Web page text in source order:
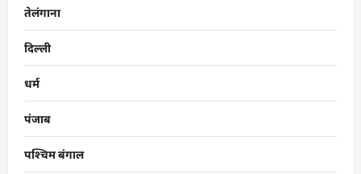
तेलंगाना
दिल्ली
धर्म
पंजाब
पश्चिम बंगाल